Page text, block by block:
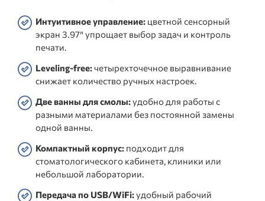
Интуитивное управление: цветной сенсорный
экран 3.97″ упрощает выбор задач и контроль
печати.
Leveling-free:четырехточечное выравнивание
снижает количество ручных настроек.
Две ванны для смолы:удобно для работы с
разными материалами без постоянной замены
одной ванны.
Компактный корпус: подходит для
стоматологического кабинета, клиники или
небольшой лаборатории.
Передача по USB/WiFi:удобный рабочий